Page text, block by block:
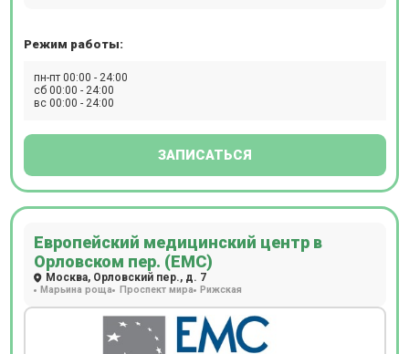
Режим работы:
пн-пт 00:00 - 24:00
сб 00:00 - 24:00
вс 00:00 - 24:00
ЗАПИСАТЬСЯ
Европейский медицинский центр в
Орловском пер. (ЕМС)
Москва, Орловский пер., д. 7
Марьина роща Проспект мира Рижская